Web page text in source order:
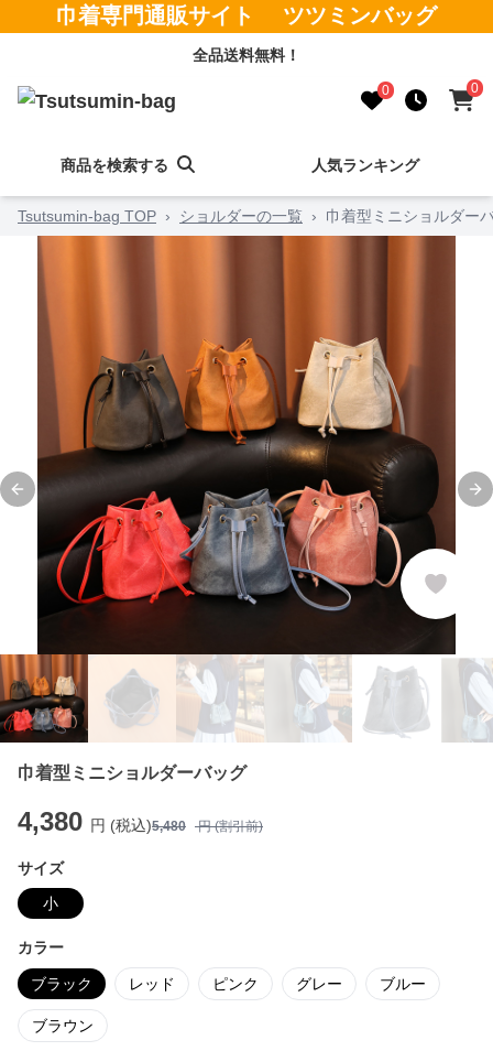
巾着専門通販サイト ツツミンバッグ
全品送料無料！
0 0
商品を検索する 人気ランキング
Tsutsumin-bag TOP › ショルダーの一覧 › 巾着型ミニショルダー
Previous slide
巾着型ミニショルダーバッグ
4,380 円 (税込)5,480 円 (割引前)
サイズ
小
カラー
ブラック レッド ピンク グレー ブルー
ブラウン